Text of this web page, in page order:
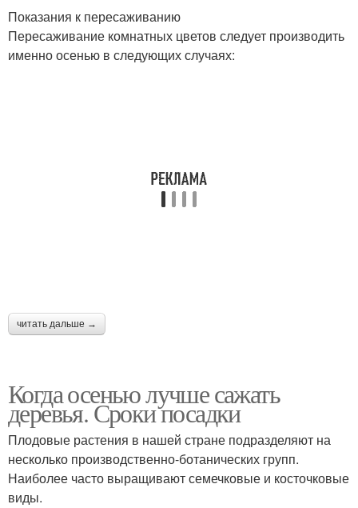
Показания к пересаживанию
Пересаживание комнатных цветов следует производить
именно осенью в следующих случаях:
читать дальше →
Когда осенью лучше сажать
деревья. Сроки посадки
Плодовые растения в нашей стране подразделяют на
несколько производственно-ботанических групп.
Наиболее часто выращивают семечковые и косточковые
виды.